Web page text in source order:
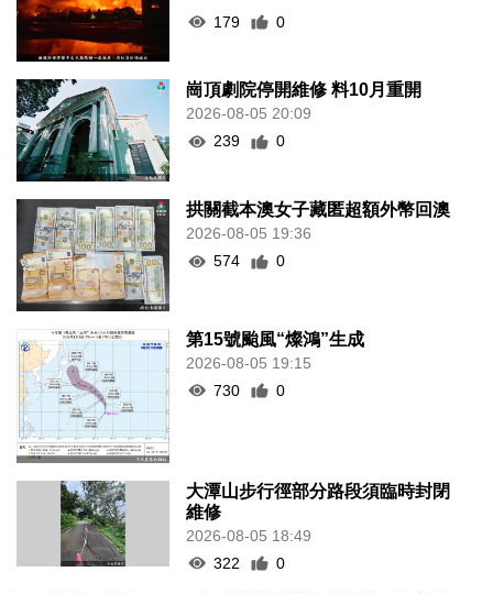
179
0
崗頂劇院停開維修 料10月重開
2026-08-05 20:09
239
0
拱關截本澳女子藏匿超額外幣回澳
2026-08-05 19:36
574
0
第15號颱風“燦鴻”生成
2026-08-05 19:15
730
0
大潭山步行徑部分路段須臨時封閉
維修
2026-08-05 18:49
322
0